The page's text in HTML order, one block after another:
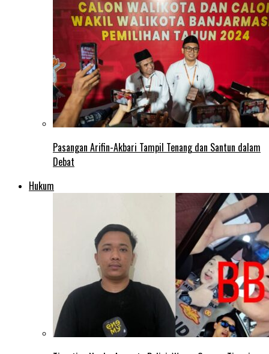
Pasangan Arifin-Akbari Tampil Tenang dan Santun dalam
Debat
Hukum